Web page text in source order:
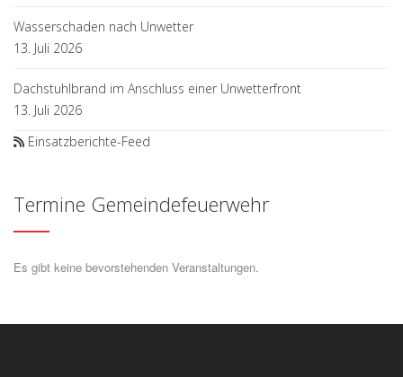
Wasserschaden nach Unwetter
13. Juli 2026
Dachstuhlbrand im Anschluss einer Unwetterfront
13. Juli 2026
Einsatzberichte-Feed
Termine Gemeindefeuerwehr
Es gibt keine bevorstehenden Veranstaltungen.